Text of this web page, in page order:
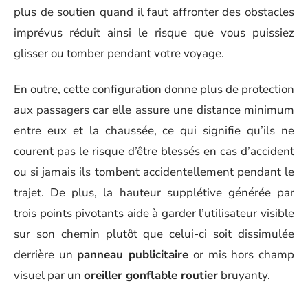
plus de soutien quand il faut affronter des obstacles
imprévus réduit ainsi le risque que vous puissiez
glisser ou tomber pendant votre voyage.
En outre, cette configuration donne plus de protection
aux passagers car elle assure une distance minimum
entre eux et la chaussée, ce qui signifie qu’ils ne
courent pas le risque d’être blessés en cas d’accident
ou si jamais ils tombent accidentellement pendant le
trajet. De plus, la hauteur supplétive générée par
trois points pivotants aide à garder l’utilisateur visible
sur son chemin plutôt que celui-ci soit dissimulée
derrière un panneau publicitaire or mis hors champ
visuel par un oreiller gonflable routier bruyanty.